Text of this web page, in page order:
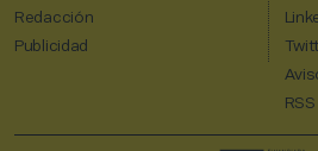
Redacción
Publicidad
RSS